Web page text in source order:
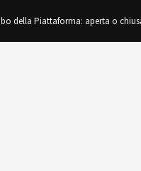
della Piattaforma: aperta o